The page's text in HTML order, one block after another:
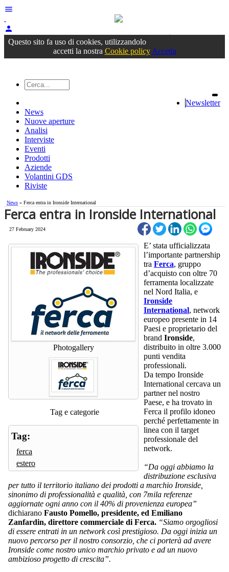
menu
person
Accedioppure registrati
Questo sito fa uso di cookies, utilizzandolo
accetti la nostra Cookie policy Accetta
Newsletter
News
Nuove aperture
Analisi
Interviste
Eventi
Prodotti
Aziende
Volantini GDS
Riviste
News » Ferca entra in Ironside International
Ferca entra in Ironside International
27 February 2024
Photogallery
Tag e categorie
Tag:
ferca
estero
E’ stata ufficializzata
l’importante partnership
tra Ferca, gruppo
d’acquisto con oltre 70
ferramenta localizzate
nel Nord Italia, e
Ironside
International, network
europeo presente in 14
Paesi e proprietario del
brand Ironside,
distribuito in oltre 3.000
punti vendita
professionali.
Da tempo Ironside
International cercava un
partner nel nostro
Paese, e ha trovato in
Ferca il profilo idoneo
perché perfettamente in
linea con il target
professionale del
network.
“Da oggi abbiamo la
distribuzione esclusiva
per tutto il territorio italiano dei prodotti a marchio Ironside,
sinonimo di professionalità e qualità, con 7mila referenze
aggiornate ogni anno con il 40% di provenienza europea”
dichiarano Fausto Pomello, presidente, ed Emiliano
Zanfardin, direttore commerciale di Ferca. “Siamo orgogliosi
di essere entrati in un network così prestigioso. Da oggi inizia un
nuovo percorso per il nostro consorzio, che ci porterà ad avere
Ironside come nostro unico marchio privato e ad un nuovo
ambizioso progetto di crescita”.